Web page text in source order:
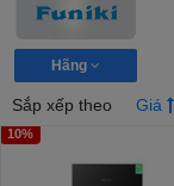
Hãng
Sắp xếp theo Giá
10%